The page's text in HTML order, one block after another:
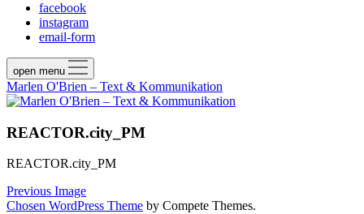
facebook
instagram
email-form
open menu
Marlen O'Brien – Text & Kommunikation
REACTOR.city_PM
REACTOR.city_PM
Previous Image
Chosen WordPress Theme by Compete Themes.